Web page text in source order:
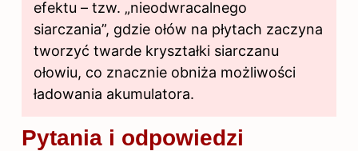
efektu – tzw. „nieodwracalnego
siarczania”, gdzie ołów na płytach zaczyna
tworzyć twarde kryształki siarczanu
ołowiu, co znacznie obniża możliwości
ładowania akumulatora.
Pytania i odpowiedzi